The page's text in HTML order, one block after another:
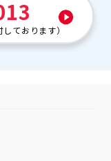
しております）